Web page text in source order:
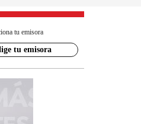
tu emisora
tu emisora